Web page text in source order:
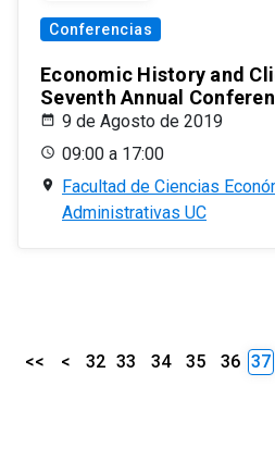
Conferencias
Economic History and
Seventh Annual
9 de Agosto de 2019
09:00 a 17:00
Facultad de Ciencias
Administrativas UC
<< < 32 33 34 35 36 37